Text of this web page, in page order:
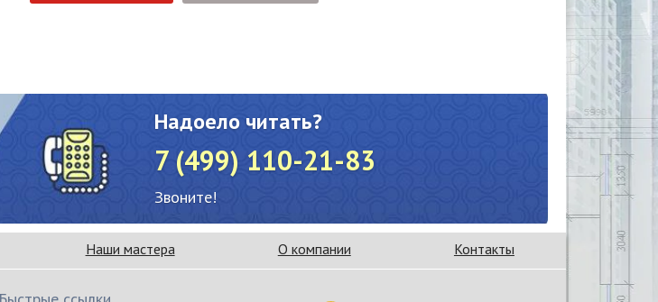
Надоело читать?
7 (499) 110-21-83
Звоните!
Наши мастера О компании Контакты